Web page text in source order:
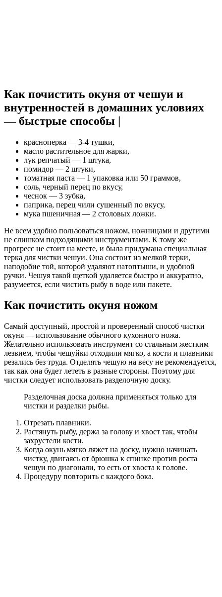
Как почистить окуня от чешуи и
внутренностей в домашних условиях
— быстрые способы |
красноперка — 3-4 тушки,
масло растительное для жарки,
лук репчатый — 1 штука,
помидор — 2 штуки,
томатная паста — 1 упаковка или 50 граммов,
соль, черный перец по вкусу,
чеснок — 3 зубка,
паприка, перец чили сушенный по вкусу,
мука пшеничная — 2 столовых ложки.
Не всем удобно пользоваться ножом, ножницами и другими
не слишком подходящими инструментами. К тому же
прогресс не стоит на месте, и была придумана специальная
терка для чистки чешуи. Она состоит из мелкой терки,
наподобие той, которой удаляют натоптыши, и удобной
ручки. Чешуя такой щеткой удаляется быстро и аккуратно,
разумеется, если чистить рыбу в воде или пакете.
Как почистить окуня ножом
Самый доступный, простой и проверенный способ чистки
окуня — использование обычного кухонного ножа.
Желательно использовать инструмент со стальным жестким
лезвием, чтобы чешуйки отходили мягко, а кости и плавники
резались без труда. Отделять чешую на весу не рекомендуется,
так как она будет лететь в разные стороны. Поэтому для
чистки следует использовать разделочную доску.
Разделочная доска должна применяться только для
чистки и разделки рыбы.
Отрезать плавники.
Растянуть рыбу, держа за голову и хвост так, чтобы
захрустели кости.
Когда окунь мягко ляжет на доску, нужно начинать
чистку, двигаясь от брюшка к спинке против роста
чешуи по диагонали, то есть от хвоста к голове.
Процедуру повторить с каждого бока.